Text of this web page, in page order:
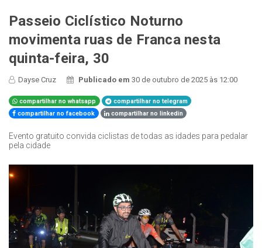
Passeio Ciclístico Noturno
movimenta ruas de Franca nesta
quinta-feira, 30
Dayse Cruz Publicado em30 de outubro de 2025 às 12:00
compartilhar no whatsapp
compartilhar no telegram
compartilhar no facebook
compartilhar no linkedin
Evento gratuito convida ciclistas de todas as idades para pedalar
pela cidade